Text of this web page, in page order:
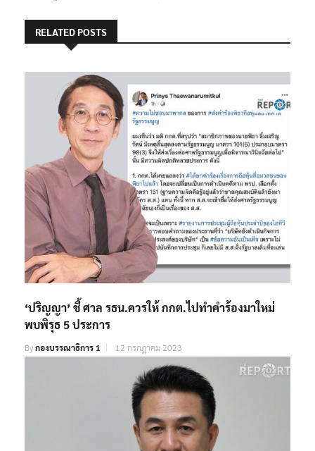
RELATED POSTS
‘ปริญญา’ ชี้ ศาล รธน.ควรให้ กกต.ไปทำคำร้องมาใหม่
พบพิรุธ 5 ประการ
Byกองบรรณาธิการ 1 12 กรกฎาคม 2023